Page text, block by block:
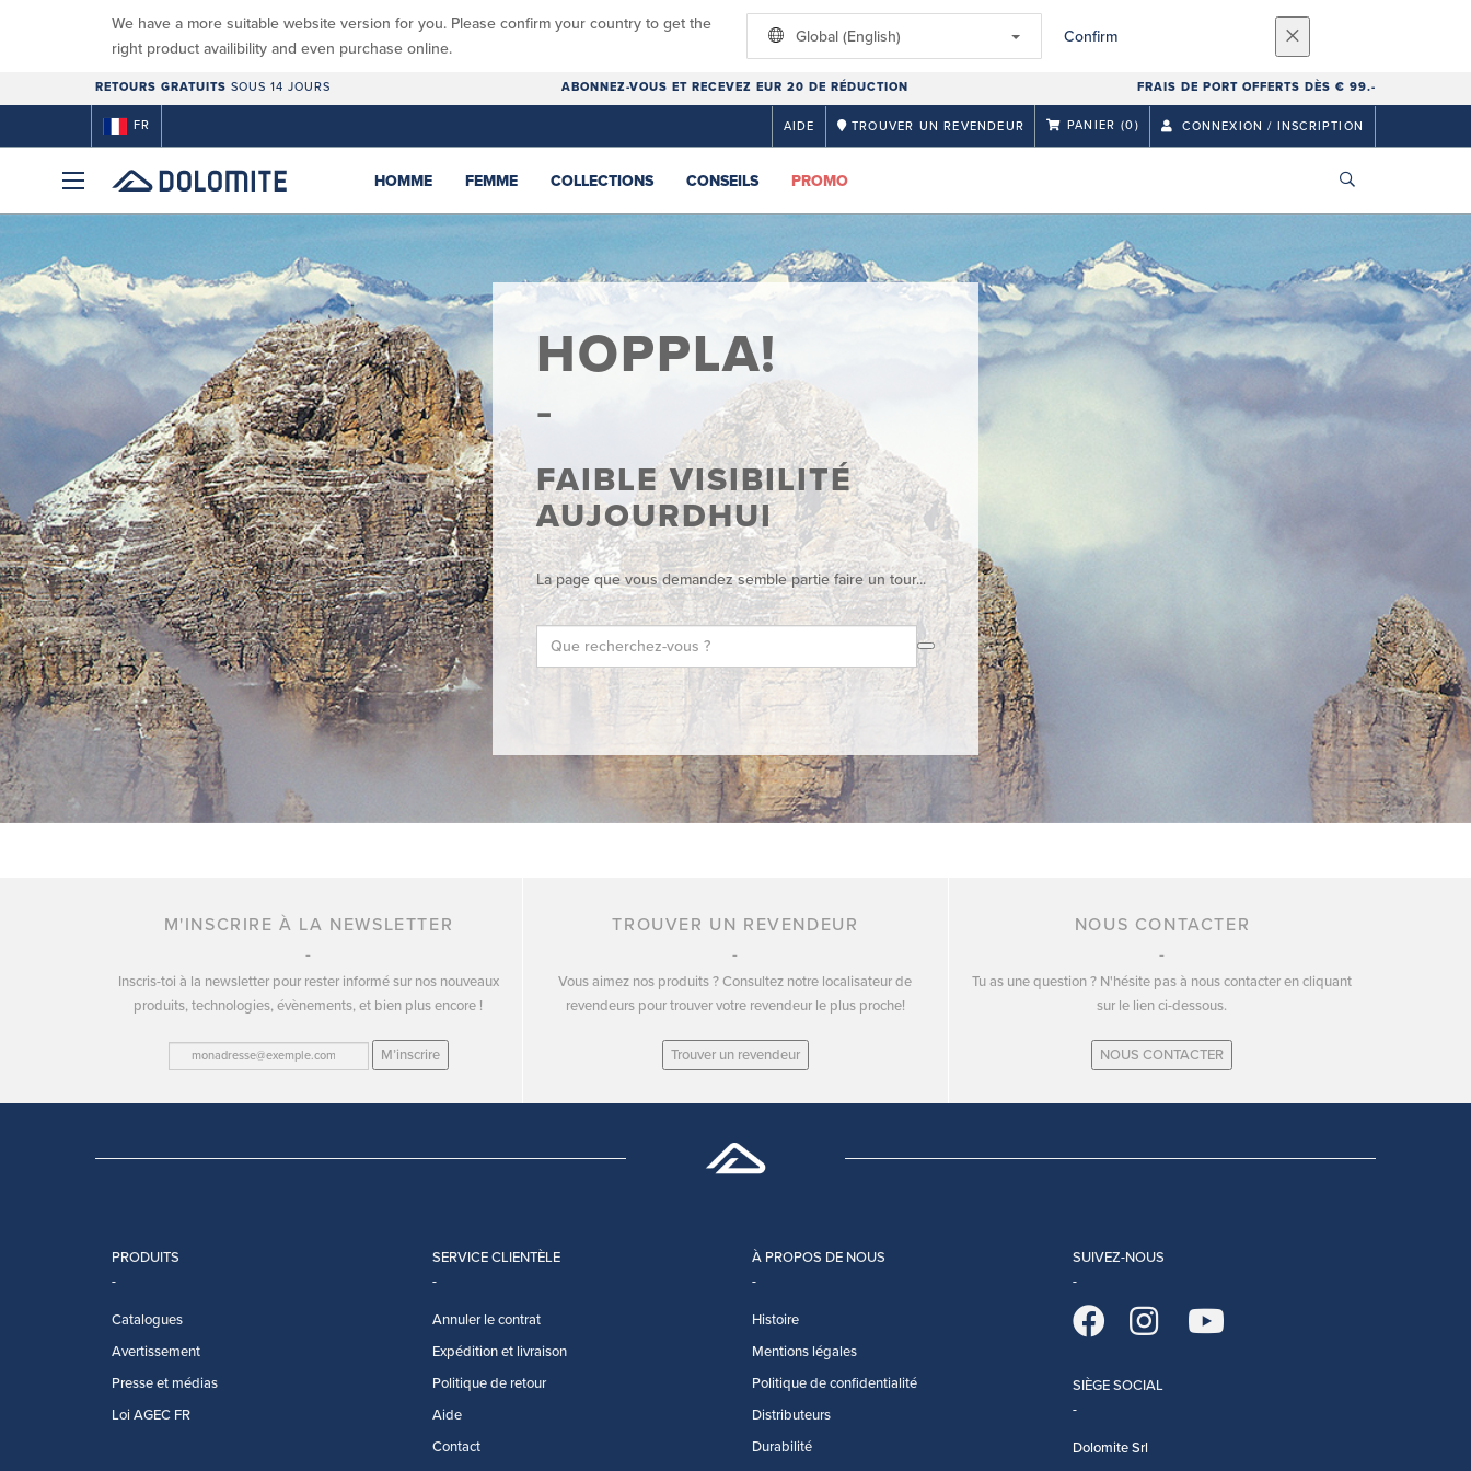
We have a more suitable website version for you. Please confirm your country to get the
right product availibility and even purchase online.
Global (English) Confirm
RETOURS GRATUITS SOUS 14 JOURS ABONNEZ-VOUS ET RECEVEZ EUR 20 DE RÉDUCTION FRAIS DE PORT OFFERTS DÈS € 99.-
FR AIDE TROUVER UN REVENDEUR PANIER (0) CONNEXION / INSCRIPTION
HOMME FEMME COLLECTIONS CONSEILS PROMO
HOPPLA!
FAIBLE VISIBILITÉ
AUJOURDHUI
La page que vous demandez semble partie faire un tour...
M'INSCRIRE À LA NEWSLETTER
Inscris-toi à la newsletter pour rester informé sur nos nouveaux
produits, technologies, évènements, et bien plus encore !
M’inscrire
TROUVER UN REVENDEUR
Vous aimez nos produits ? Consultez notre localisateur de
revendeurs pour trouver votre revendeur le plus proche!
Trouver un revendeur
NOUS CONTACTER
Tu as une question ? N'hésite pas à nous contacter en cliquant
sur le lien ci-dessous.
NOUS CONTACTER
PRODUITS
Catalogues
Avertissement
Presse et médias
Loi AGEC FR
SERVICE CLIENTÈLE
Annuler le contrat
Expédition et livraison
Politique de retour
Aide
Contact
À PROPOS DE NOUS
Histoire
Mentions légales
Politique de confidentialité
Distributeurs
Durabilité
SUIVEZ-NOUS
SIÈGE SOCIAL
Dolomite Srl